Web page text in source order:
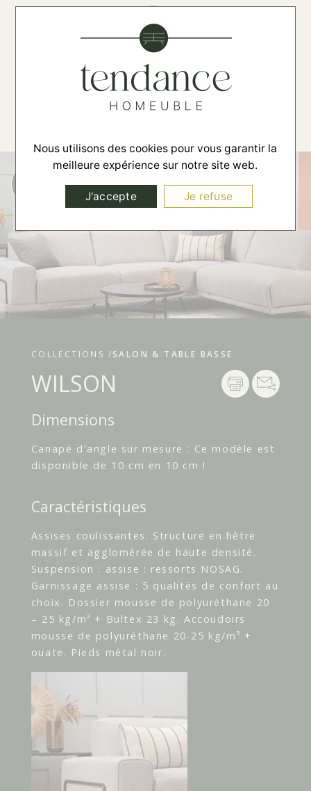
☰
COLLECTIONS /SALON & TABLE BASSE
WILSON
Dimensions
Canapé d'angle sur mesure : Ce modèle est
disponible de 10 cm en 10 cm !
Caractéristiques
Assises coulissantes. Structure en hêtre
massif et agglomérée de haute densité.
Suspension : assise : ressorts NOSAG.
Garnissage assise : 5 qualités de confort au
choix. Dossier mousse de polyuréthane 20
– 25 kg/m³ + Bultex 23 kg. Accoudoirs
mousse de polyuréthane 20-25 kg/m³ +
ouate. Pieds métal noir.
Nous utilisons des cookies pour vous garantir la
meilleure expérience sur notre site web.
J'accepte Je refuse